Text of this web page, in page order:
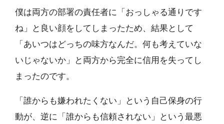
僕は両方の部署の責任者に「おっしゃる通りです
ね」と良い顔をしてしまったため、結果として
「あいつはどっちの味方なんだ。何も考えていな
いじゃないか」と両方から完全に信用を失ってし
まったのです。
「誰からも嫌われたくない」という自己保身の行
動が、逆に「誰からも信頼されない」という最悪